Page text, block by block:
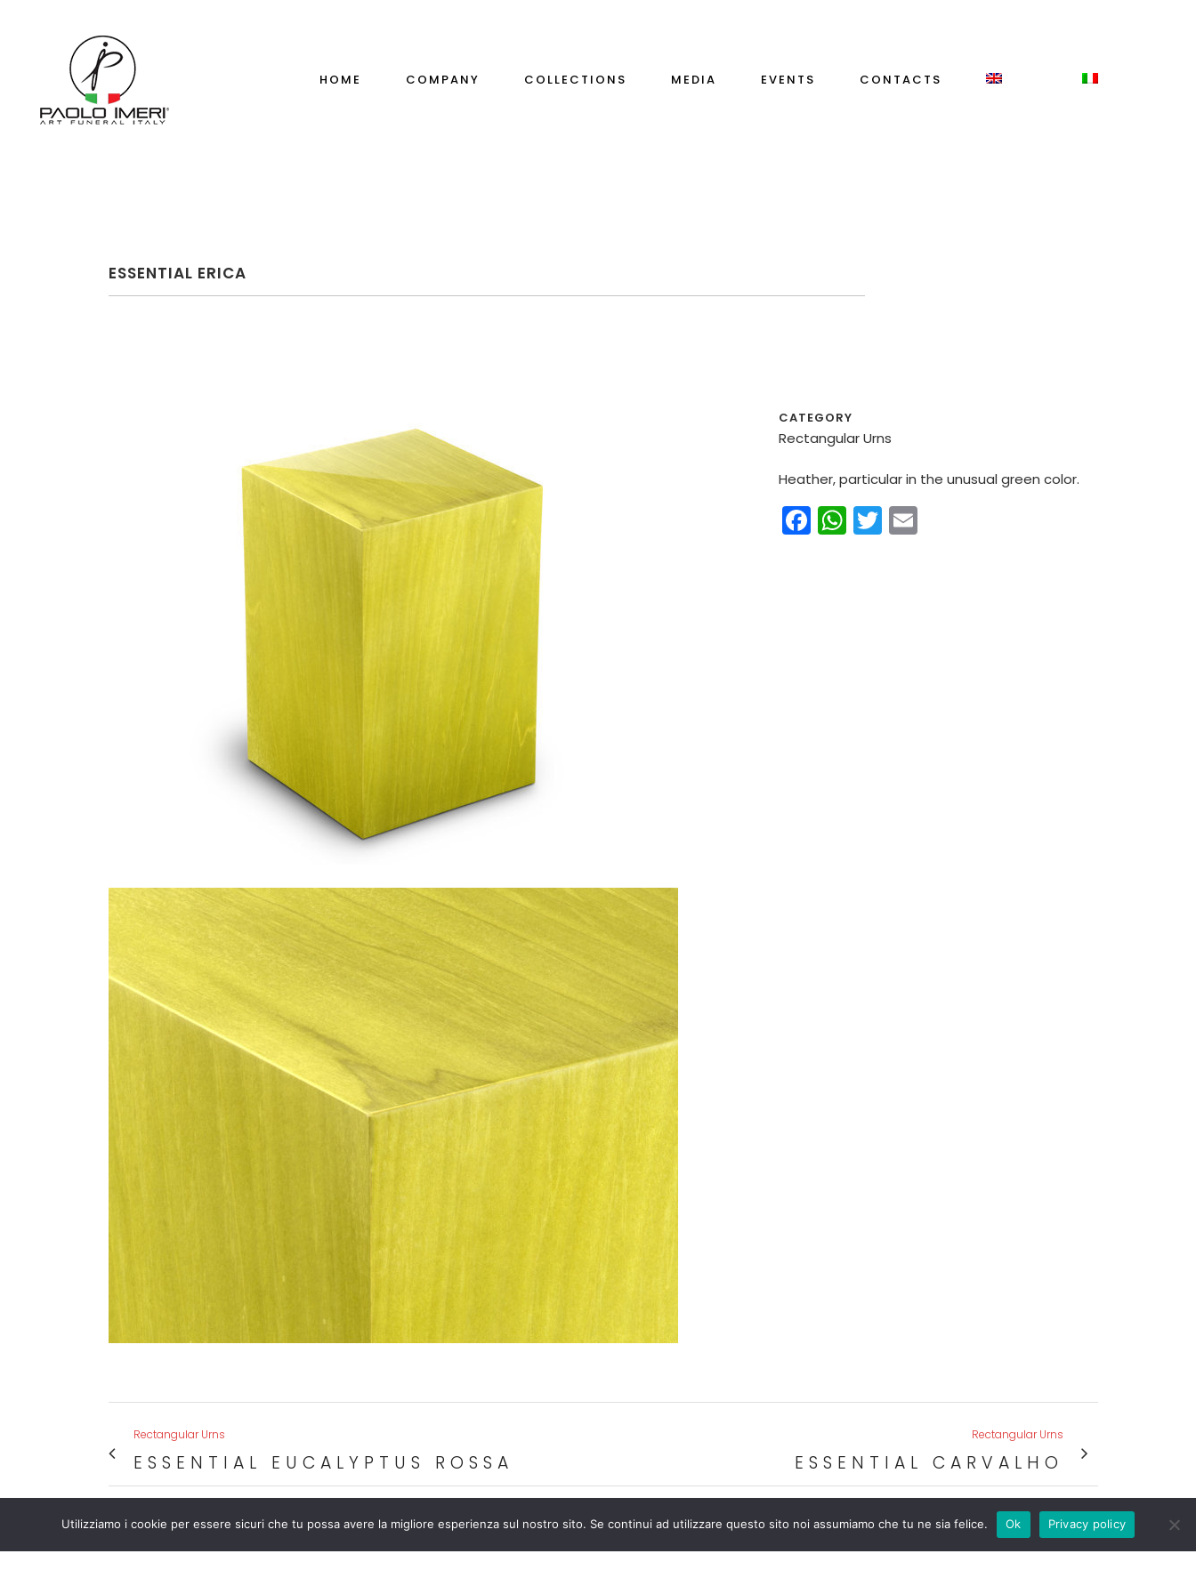
HOME COMPANY COLLECTIONS MEDIA EVENTS CONTACTS
ESSENTIAL ERICA
CATEGORY
Rectangular Urns
Heather, particular in the unusual green color.
Facebook
WhatsApp
Twitter
Rectangular Urns
ESSENTIAL EUCALYPTUS ROSSA
Rectangular Urns
ESSENTIAL CARVALHO
Utilizziamo i cookie per essere sicuri che tu possa avere la migliore esperienza sul nostro sito. Se continui ad utilizzare questo sito noi assumiamo che tu ne sia felice. Ok Privacy policy